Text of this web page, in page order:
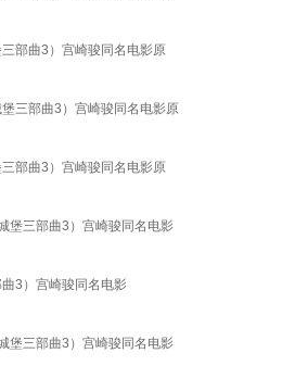
部曲3）宫崎骏同名电影原
三部曲3）宫崎骏同名电影原
部曲3）宫崎骏同名电影原
堡三部曲3）宫崎骏同名电影
3）宫崎骏同名电影
堡三部曲3）宫崎骏同名电影